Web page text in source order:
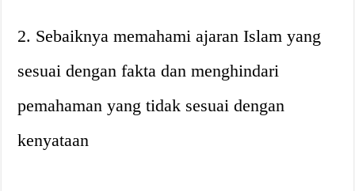
2. Sebaiknya memahami ajaran Islam yang
sesuai dengan fakta dan menghindari
pemahaman yang tidak sesuai dengan
kenyataan